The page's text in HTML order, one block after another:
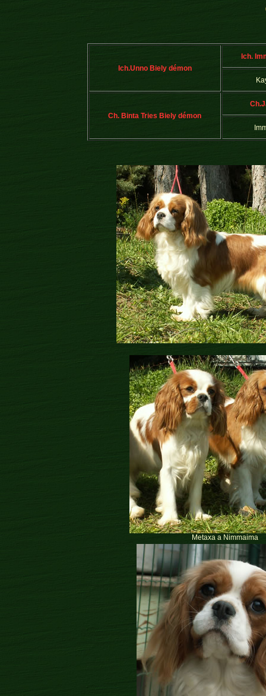
Ich.Unno Biely démon
Ich.
Ch. Binta Tries Biely démon
Metaxa a Nimmaima